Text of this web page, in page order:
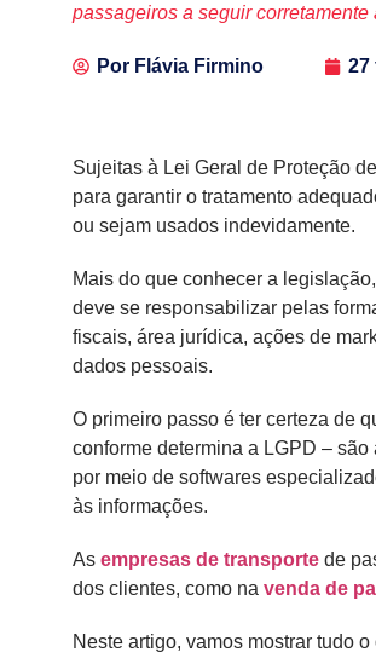
passageiros a seguir corretamente
Por Flávia Firmino 27
Sujeitas à Lei Geral de Proteção
para garantir o tratamento
ou sejam usados indevidamente.
Mais do que conhecer a
deve se responsabilizar pelas
fiscais, área jurídica, ações de
dados pessoais.
O primeiro passo é ter certeza de
conforme determina a LGPD –
por meio de softwares
às informações.
As empresas de transporte de
dos clientes, como na venda de
Neste artigo, vamos mostrar tudo